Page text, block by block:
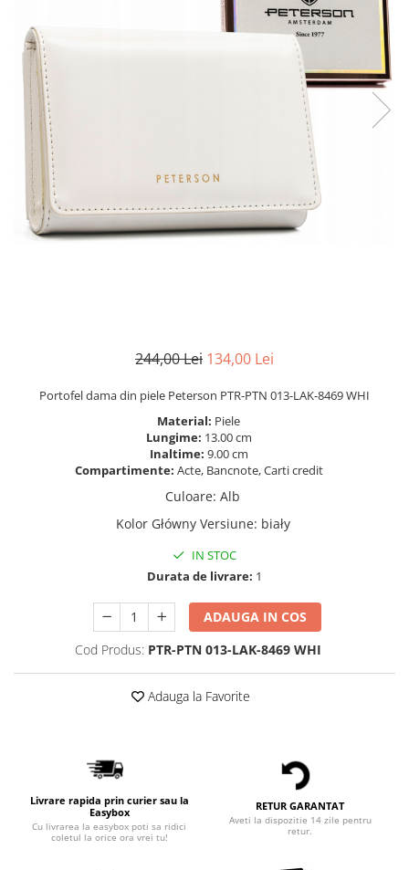
244,00 Lei 134,00 Lei
Portofel dama din piele Peterson PTR-PTN 013-LAK-8469 WHI
Material: Piele
Lungime: 13.00 cm
Inaltime: 9.00 cm
Compartimente: Acte, Bancnote, Carti credit
Culoare: Alb
Kolor Główny Versiune: biały
IN STOC
Durata de livrare: 1
ADAUGA IN COS
Cod Produs: PTR-PTN 013-LAK-8469 WHI
Adauga la Favorite
Livrare rapida prin curier sau la
Easybox
Cu livrarea la easybox poti sa ridici
coletul la orice ora vrei tu!
RETUR GARANTAT
Aveti la dispozitie 14 zile pentru
retur.